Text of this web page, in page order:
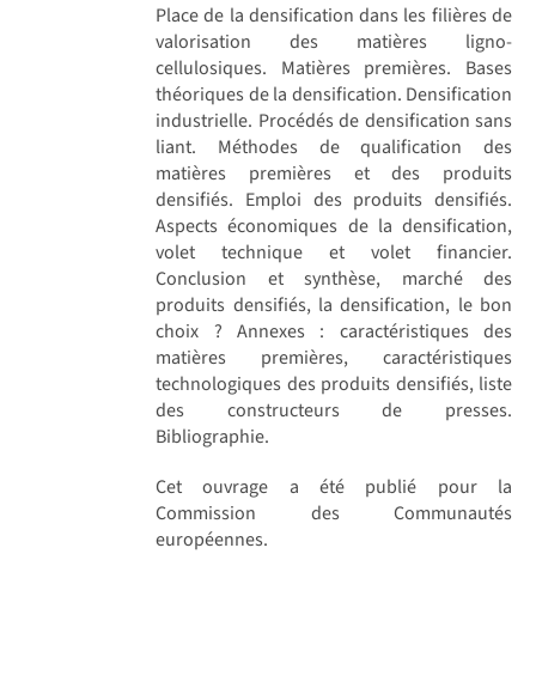
Place de la densification dans les filières de
valorisation des matières ligno-
cellulosiques. Matières premières. Bases
théoriques de la densification. Densification
industrielle. Procédés de densification sans
liant. Méthodes de qualification des
matières premières et des produits
densifiés. Emploi des produits densifiés.
Aspects économiques de la densification,
volet technique et volet financier.
Conclusion et synthèse, marché des
produits densifiés, la densification, le bon
choix ? Annexes : caractéristiques des
matières premières, caractéristiques
technologiques des produits densifiés, liste
des constructeurs de presses.
Bibliographie.
Cet ouvrage a été publié pour la
Commission des Communautés
européennes.